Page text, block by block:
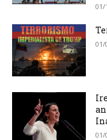
01/
01/
01/